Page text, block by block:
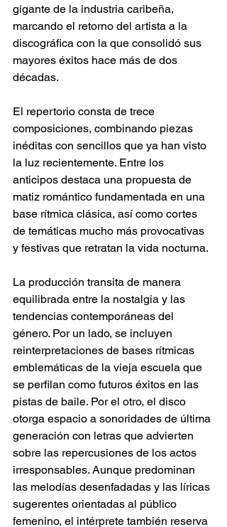
gigante de la industria caribeña,
marcando el retorno del artista a la
discográfica con la que consolidó sus
mayores éxitos hace más de dos
décadas.
El repertorio consta de trece
composiciones, combinando piezas
inéditas con sencillos que ya han visto
la luz recientemente. Entre los
anticipos destaca una propuesta de
matiz romántico fundamentada en una
base rítmica clásica, así como cortes
de temáticas mucho más provocativas
y festivas que retratan la vida nocturna.
La producción transita de manera
equilibrada entre la nostalgia y las
tendencias contemporáneas del
género. Por un lado, se incluyen
reinterpretaciones de bases rítmicas
emblemáticas de la vieja escuela que
se perfilan como futuros éxitos en las
pistas de baile. Por el otro, el disco
otorga espacio a sonoridades de última
generación con letras que advierten
sobre las repercusiones de los actos
irresponsables. Aunque predominan
las melodías desenfadadas y las líricas
sugerentes orientadas al público
femenino, el intérprete también reserva